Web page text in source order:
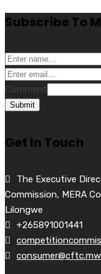
Subscribe To
Comment
Submit
Get In Touch
The Executive
Commission, MERA
Lilongwe
+265891001441
consumer@cftc.mw